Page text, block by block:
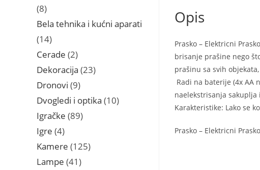
Opis
Prasko – Elektricni
brisanje prašine nego
prašinu sa svih
Radi na baterije (4x AA
naelekstrisanja sakuplja
Karakteristike: Lako se
Prasko – Elektricni
88
proizvoda
Bela tehnika i kućni aparati
1414
proizvoda
Cerade 22
proizvoda
Dekoracija 2323
Dronovi 99
proizvoda
Dvogledi i optika 1010
Igračke 8989
Igre 44
proizvoda
Kamere 125125
Lampe 41 41